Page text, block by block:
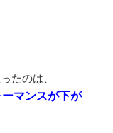
たのは、
ーマンスが下が